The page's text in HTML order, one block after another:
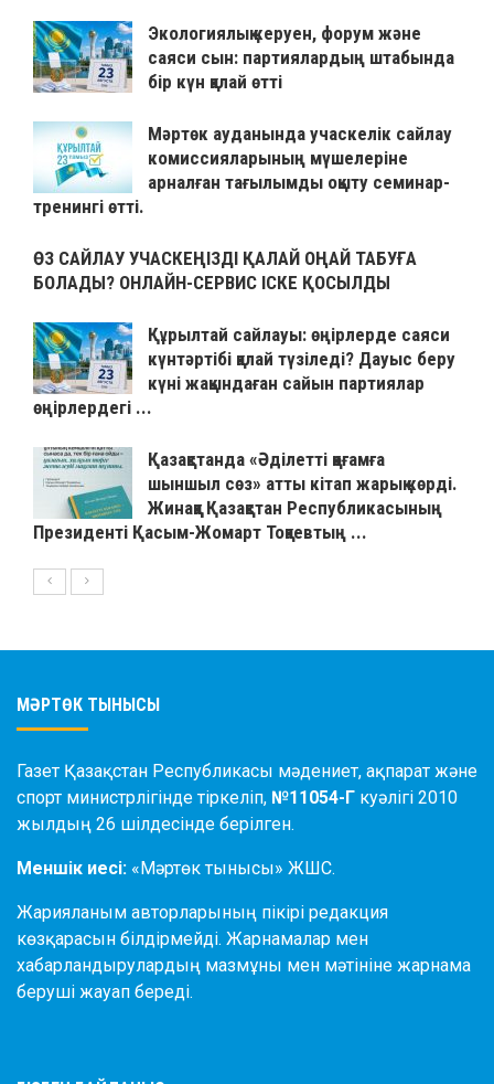
Экологиялық керуен, форум және
саяси сын: партиялардың штабында
бір күн қалай өтті
Мәртөк ауданында учаскелік сайлау
комиссияларының мүшелеріне
арналған тағылымды оқыту семинар-
тренингі өтті.
ӨЗ САЙЛАУ УЧАСКЕҢІЗДІ ҚАЛАЙ ОҢАЙ ТАБУҒА
БОЛАДЫ? ОНЛАЙН-СЕРВИС ІСКЕ ҚОСЫЛДЫ
Құрылтай сайлауы: өңірлерде саяси
күнтәртібі қалай түзіледі? Дауыс беру
күні жақындаған сайын партиялар
өңірлердегі ...
Қазақстанда «Әділетті қоғамға
шыншыл сөз» атты кітап жарық көрді.
Жинаққа Қазақстан Республикасының
Президенті Қасым-Жомарт Тоқаевтың ...
МӘРТӨК ТЫНЫСЫ
Газет Қазақстан Республикасы мәдениет, ақпарат және
спорт министрлігінде тіркеліп, №11054-Г куәлігі 2010
жылдың 26 шілдесінде берілген.
Меншік иесі: «Мәртөк тынысы» ЖШС.
Жарияланым авторларының пікірі редакция
көзқарасын білдірмейді. Жарнамалар мен
хабарландырулардың мазмұны мен мәтініне жарнама
беруші жауап береді.